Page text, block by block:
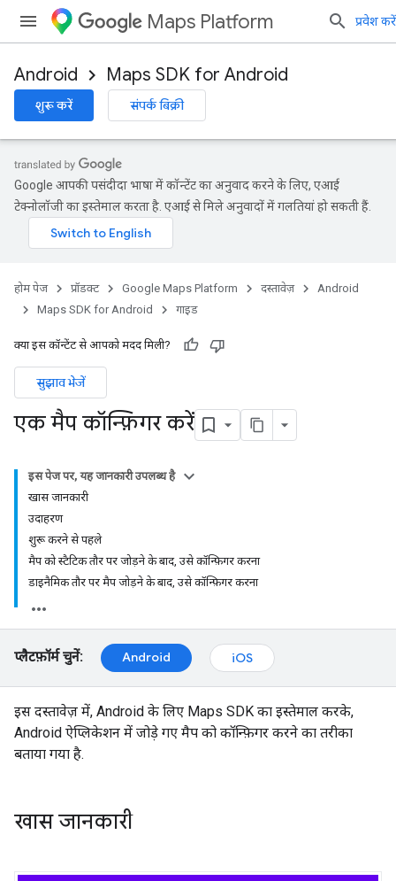
Maps Platform प्रवेश करें
Android Maps SDK for Android
शुरू करें संपर्क बिक्री
Google आपकी पसंदीदा भाषा में कॉन्टेंट का अनुवाद करने के लिए, एआई
टेक्नोलॉजी का इस्तेमाल करता है. एआई से मिले अनुवादों में गलतियां हो सकती हैं.
होम पेज प्रॉडक्ट Google Maps Platform दस्तावेज़
Android
Maps SDK for Android
गाइड
क्या इस कॉन्टेंट से आपको मदद मिली?
सुझाव भेजें
एक मैप कॉन्फ़िगर करें
इस पेज पर, यह जानकारी उपलब्ध है
खास जानकारी
उदाहरण
शुरू करने से पहले
मैप को स्टैटिक तौर पर जोड़ने के बाद, उसे कॉन्फ़िगर करना
डाइनैमिक तौर पर मैप जोड़ने के बाद, उसे कॉन्फ़िगर करना
प्लैटफ़ॉर्म चुनें: Android iOS
इस दस्तावेज़ में, Android के लिए Maps SDK का इस्तेमाल करके,
Android ऐप्लिकेशन में जोड़े गए मैप को कॉन्फ़िगर करने का तरीका
बताया गया है.
खास जानकारी